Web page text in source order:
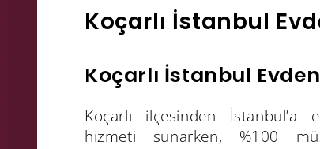
Koçarlı İstanbul
Koçarlı İstanbul
Koçarlı ilçesinden İstanbul’a
hizmeti sunarken, %100